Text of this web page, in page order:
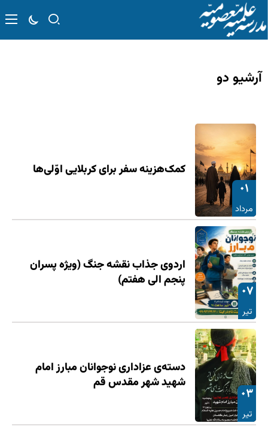
آرشیو دو
۰۱
مرداد
کمک‌هزینه سفر برای کربلایی اوّلی‌ها
۰۷
تیر
اردوی جذاب نقشه جنگ (ویژه پسران
پنجم الی هفتم)
۰۳
تیر
دسته‌ی عزاداری نوجوانان مبارز امام
شهید شهر مقدس قم